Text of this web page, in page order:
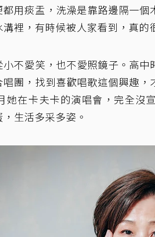
用痰盂，洗澡是靠路邊隔一
裡，有時候被人家看到，真的
不愛笑，也不愛照鏡子。高中
團，找到喜歡唱歌這個興趣
她在卡夫卡的演唱會，完全沒
生活多采多姿。